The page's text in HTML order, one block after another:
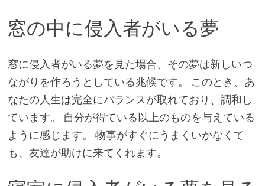
窓の中に侵入者がいる夢
窓に侵入者がいる夢を見た場合、その夢は新しいつ
ながりを作ろうとしている兆候です。 このとき、あ
なたの人生は完全にバランスが取れており、調和し
ています。 自分が得ている以上のものを与えている
ように感じます。 物事がすぐにうまくいかなくて
も、友達が助けに来てくれます。